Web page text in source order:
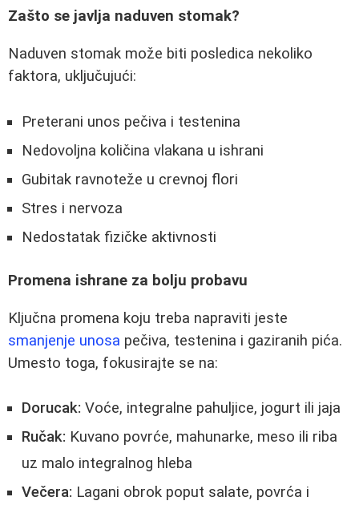
Zašto se javlja naduven stomak?
Naduven stomak može biti posledica nekoliko
faktora, uključujući:
Preterani unos pečiva i testenina
Nedovoljna količina vlakana u ishrani
Gubitak ravnoteže u crevnoj flori
Stres i nervoza
Nedostatak fizičke aktivnosti
Promena ishrane za bolju probavu
Ključna promena koju treba napraviti jeste
smanjenje unosa pečiva, testenina i gaziranih pića.
Umesto toga, fokusirajte se na:
Dorucak: Voće, integralne pahuljice, jogurt ili jaja
Ručak: Kuvano povrće, mahunarke, meso ili riba
uz malo integralnog hleba
Večera: Lagani obrok poput salate, povrća i